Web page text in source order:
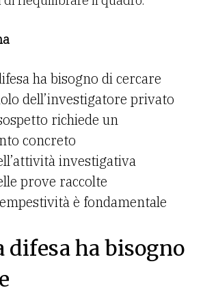
ha bisogno di cercare
dell’investigatore privato
richiede un
concreto
investigativa
prove raccolte
è fondamentale
difesa ha bisogno